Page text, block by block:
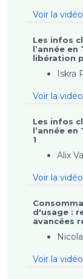
Voir la vidéo
Les infos
l’année
libération
Iskra
Voir la vidéo
Les infos
l’année
1
Alix
Voir la vidéo
d'usage :
avancées
Voir la vidéo